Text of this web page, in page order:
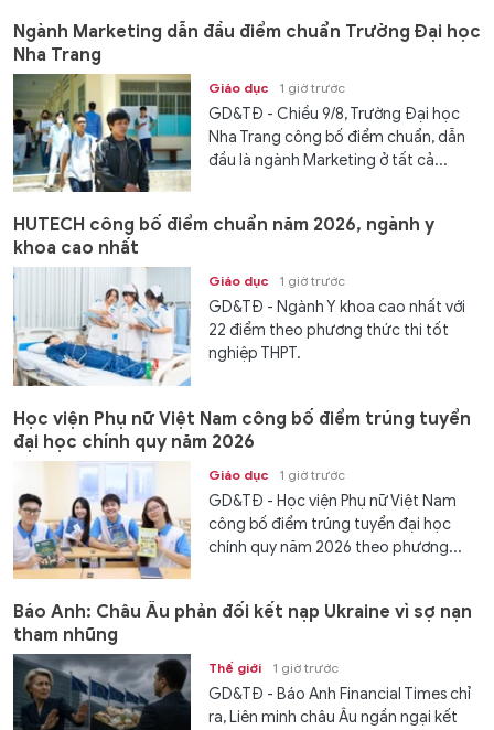
Ngành Marketing dẫn đầu điểm chuẩn Trường Đại học
Nha Trang
Giáo dục 1 giờ trước
GD&TĐ - Chiều 9/8, Trường Đại học
Nha Trang công bố điểm chuẩn, dẫn
đầu là ngành Marketing ở tất cả...
HUTECH công bố điểm chuẩn năm 2026, ngành y
khoa cao nhất
Giáo dục 1 giờ trước
GD&TĐ - Ngành Y khoa cao nhất với
22 điểm theo phương thức thi tốt
nghiệp THPT.
Học viện Phụ nữ Việt Nam công bố điểm trúng tuyển
đại học chính quy năm 2026
Giáo dục 1 giờ trước
GD&TĐ - Học viện Phụ nữ Việt Nam
công bố điểm trúng tuyển đại học
chính quy năm 2026 theo phương...
Báo Anh: Châu Âu phản đối kết nạp Ukraine vì sợ nạn
tham nhũng
Thế giới 1 giờ trước
GD&TĐ - Báo Anh Financial Times chỉ
ra, Liên minh châu Âu ngần ngại kết